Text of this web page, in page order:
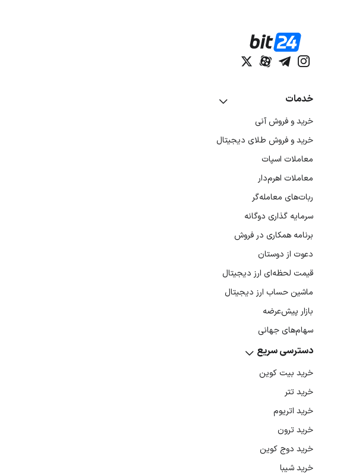
خدمات
خرید و فروش آنی
خرید و فروش طلای دیجیتال
معاملات اسپات
معاملات اهرم‌دار
ربات‌های معامله‌گر
سرمایه گذاری دوگانه
برنامه همکاری در فروش
دعوت از دوستان
قیمت لحظه‌ای ارز دیجیتال
ماشین حساب ارز دیجیتال
بازار پیش‌عرضه
سهام‌های جهانی
دسترسی سریع
خرید بیت کوین
خرید تتر
خرید اتریوم
خرید ترون
خرید دوج کوین
خرید شیبا